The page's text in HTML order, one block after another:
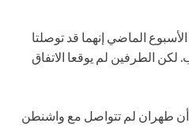
الماضي إنهما قد توصلتا
الطرفين لم يوقعا الاتفاق
أن طهران لم تتواصل مع واشنطن